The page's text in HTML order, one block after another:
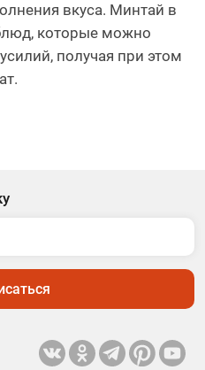
вкуса. Минтай в
которые можно
получая при этом